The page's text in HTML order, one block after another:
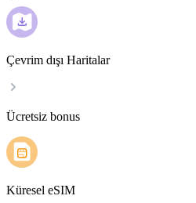
Çevrim dışı Haritalar
Ücretsiz bonus
Küresel eSIM